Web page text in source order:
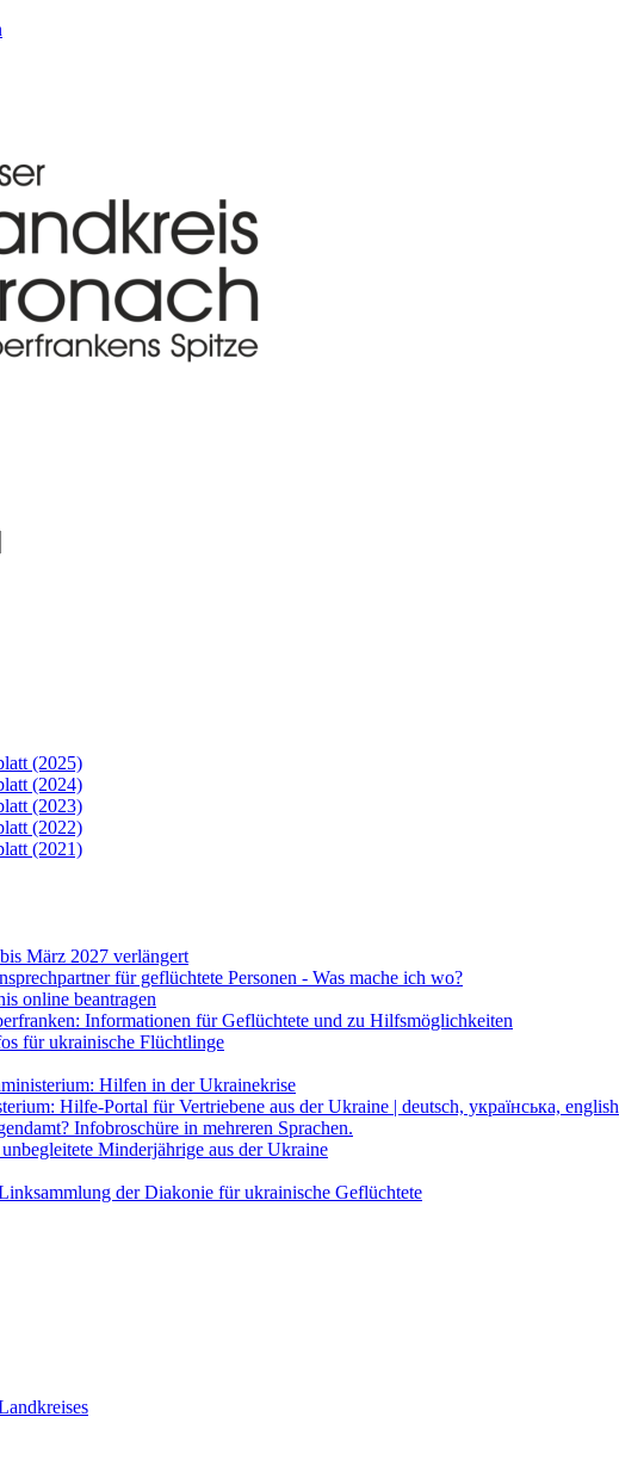
(2025)
(2024)
(2023)
(2022)
(2021)
März 2027 verlängert
für geflüchtete Personen - Was mache ich wo?
online beantragen
Informationen für Geflüchtete und zu Hilfsmöglichkeiten
für ukrainische Flüchtlinge
Hilfen in der Ukrainekrise
Hilfe-Portal für Vertriebene aus der Ukraine | deutsch, українська, english
Infobroschüre in mehreren Sprachen.
Minderjährige aus der Ukraine
der Diakonie für ukrainische Geflüchtete